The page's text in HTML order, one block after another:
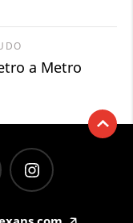
a Metro